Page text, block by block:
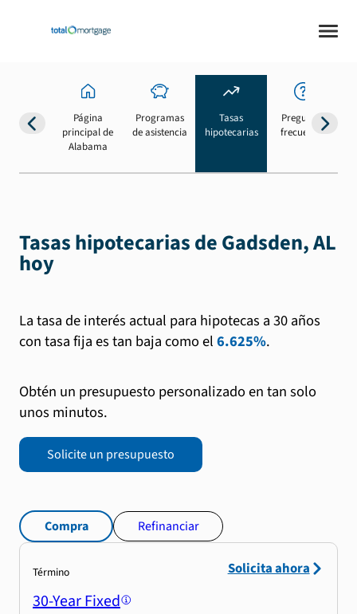
Página
principal de
Alabama
Programas
de asistencia
Tasas
hipotecarias
Preguntas
frecuentes
Tasas hipotecarias de Gadsden, AL
hoy
La tasa de interés actual para hipotecas a 30 años
con tasa fija es tan baja como el6.625%.
Obtén un presupuesto personalizado en tan solo
unos minutos.
Solicite un presupuesto
Compra Refinanciar
Término
30-Year Fixed
Solicita ahora